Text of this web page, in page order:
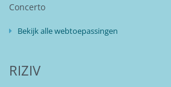
Concerto
Bekijk alle webtoepassingen
RIZIV